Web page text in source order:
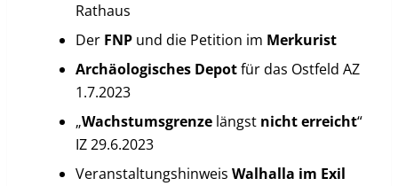
Rathaus
Der FNPund die Petition im Merkurist
Archäologisches Depotfür das Ostfeld AZ
1.7.2023
„Wachstumsgrenzelängst nichterreicht“
IZ 29.6.2023
Veranstaltungshinweis Walhalla im Exil